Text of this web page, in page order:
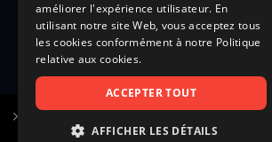
améliorer l'expérience utilisateur. En
utilisant notre site Web, vous acceptez tous
les cookies conformément à notre Politique
relative aux cookies.
ACCEPTER TOUT
AFFICHER LES DÉTAILS